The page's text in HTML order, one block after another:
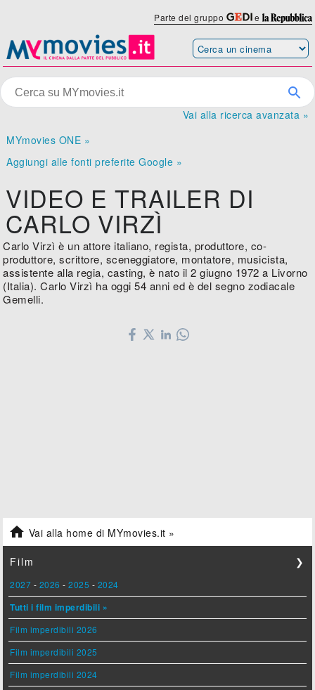
Parte del gruppo e
Vai alla ricerca avanzata »
MYmovies ONE »
Aggiungi alle fonti preferite Google »
VIDEO E TRAILER DI
CARLO VIRZÌ
Carlo Virzì è un attore italiano, regista, produttore, co-
produttore, scrittore, sceneggiatore, montatore, musicista,
assistente alla regia, casting, è nato il 2 giugno 1972 a Livorno
(Italia). Carlo Virzì ha oggi 54 anni ed è del segno zodiacale
Gemelli.
 Vai alla home di MYmovies.it »
Film ❯
2027 - 2026 -2025 - 2024
Tutti i film imperdibili »
Film imperdibili 2026
Film imperdibili 2025
Film imperdibili 2024